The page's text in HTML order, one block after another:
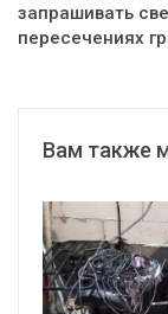
запрашивать
пересечениях
Вам также